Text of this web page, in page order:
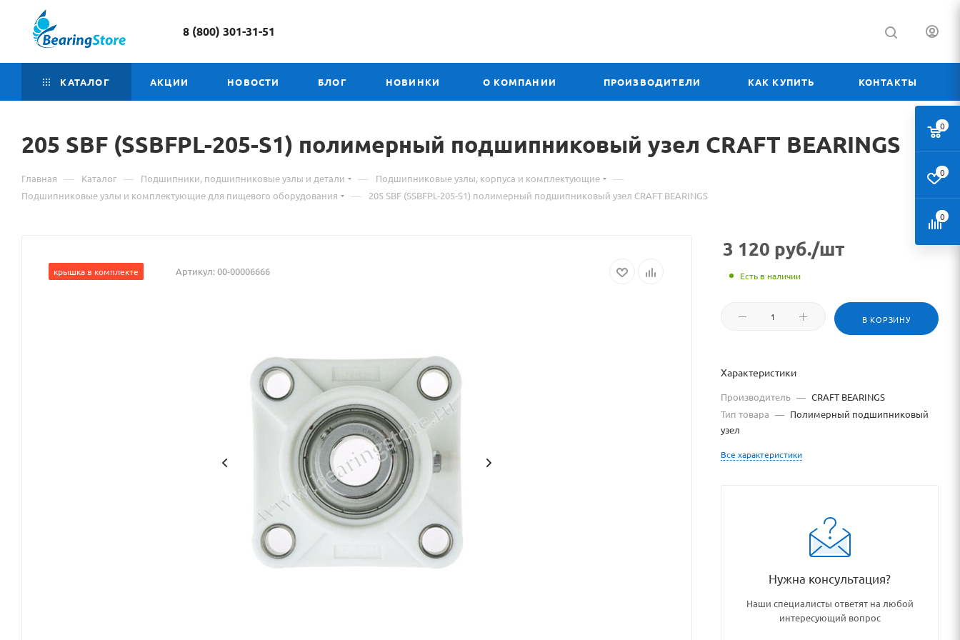
8 (800) 301-31-51
КАТАЛОГ АКЦИИ НОВОСТИ БЛОГ НОВИНКИ О КОМПАНИИ ПРОИЗВОДИТЕЛИ КАК КУПИТЬ КОНТАКТЫ
205 SBF (SSBFPL-205-S1) полимерный подшипниковый Материал
товаре
(SSBFPL-
полимерный
подшипниковый
CRAFT
https://bearingstore.ru
узел CRAFT BEARINGS
Главная — Каталог — Подшипники, подшипниковые узлы и детали — Подшипниковые узлы, корпуса и комплектующие —
Подшипниковые узлы и комплектующие для пищевого оборудования — 205 SBF (SSBFPL-205-S1) полимерный подшипниковый узел CRAFT BEARINGS
крышка в комплекте Артикул:00-00006666
3 120 руб./шт
Есть в наличии
В КОРЗИНУ
Характеристики
Производитель — CRAFT BEARINGS
Тип товара — Полимерный подшипниковый
узел
Все характеристики
Нужна консультация?
Наши специалисты ответят на любой
интересующий вопрос
0
0
0